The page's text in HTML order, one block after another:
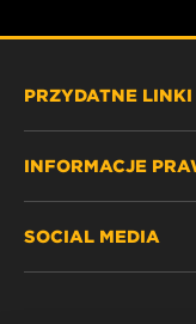
PRZYDATNE LINKI
GDZIE KUPIĆ
INFORMACJE
SOCIAL MEDIA